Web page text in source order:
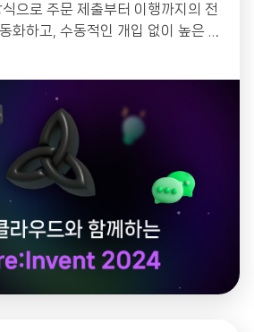
으로 주문 제출부터 이행까지의 전
화하고, 수동적인 개입 없이 높은 주